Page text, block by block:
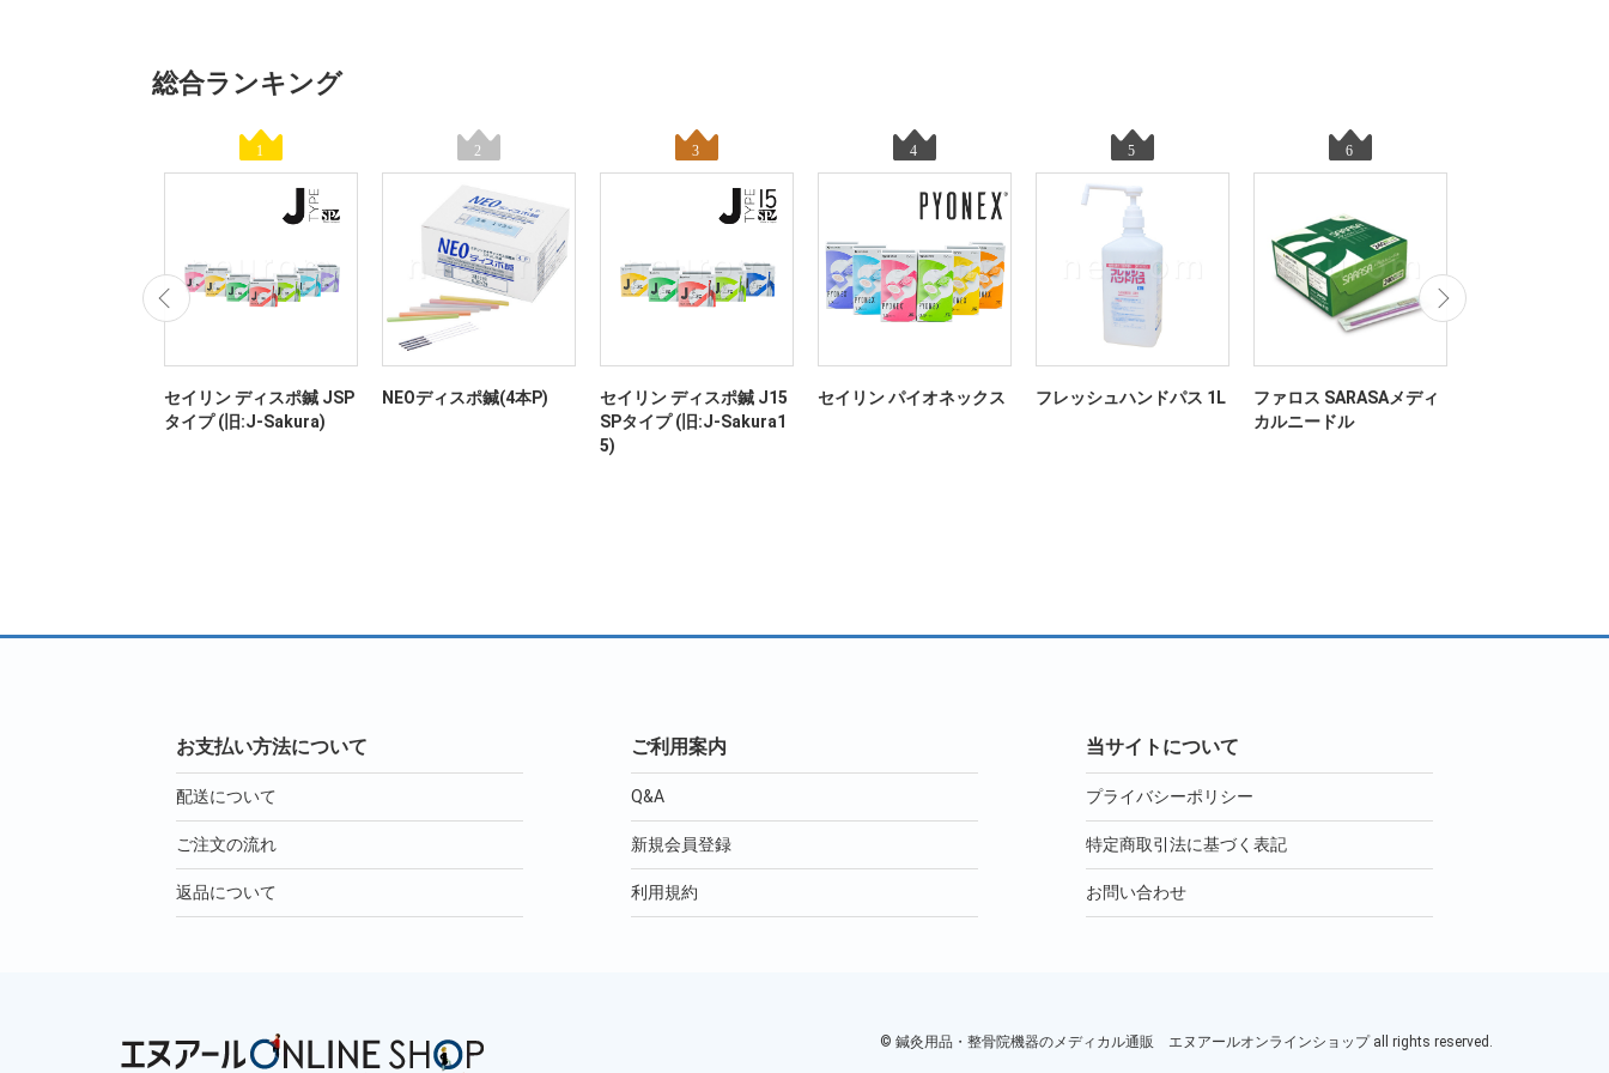
総合ランキング
セイリン ディスポ鍼 JSP
タイプ (旧:J-Sakura)
NEOディスポ鍼(4本P)
セイリン ディスポ鍼 J15
SPタイプ (旧:J-Sakura1
5)
セイリン パイオネックス フレッシュハンドパス 1L
ファロス SARASAメディ
カルニードル
お支払い方法について
配送について
ご注文の流れ
返品について
ご利用案内
Q&A
新規会員登録
利用規約
当サイトについて
プライバシーポリシー
特定商取引法に基づく表記
お問い合わせ
© 鍼灸用品・整骨院機器のメディカル通販 エヌアールオンラインショップ all rights reserved.